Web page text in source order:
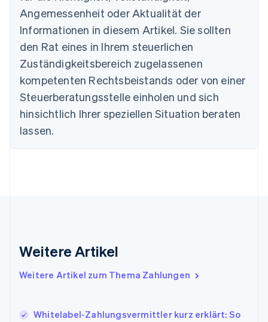
Angemessenheit oder Aktualität der
Informationen in diesem Artikel. Sie sollten
den Rat eines in Ihrem steuerlichen
Zuständigkeitsbereich zugelassenen
kompetenten Rechtsbeistands oder von einer
Steuerberatungsstelle einholen und sich
hinsichtlich Ihrer speziellen Situation beraten
lassen.
Weitere Artikel
Weitere Artikel zum Thema Zahlungen
Whitelabel-Zahlungsvermittler kurz erklärt: So
English
Dänemark
English
Deutschland
Deutsch English
Estland
Festlandchina
简体中文English
Finnland
English
Frankreich
Irland
Italien
日本語 English